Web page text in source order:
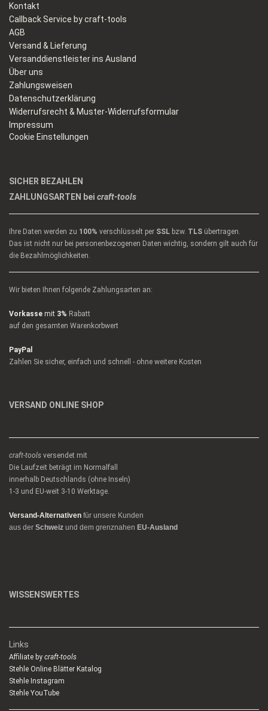
Kontakt
Callback Service by craft-tools
AGB
Versand & Lieferung
Versanddienstleister ins Ausland
Über uns
Zahlungsweisen
Datenschutzerklärung
Widerrufsrecht & Muster-Widerrufsformular
Impressum
Cookie Einstellungen
SICHER BEZAHLEN
ZAHLUNGSARTEN bei craft-tools
Ihre Daten werden zu 100% verschlüsselt per SSL bzw. TLS übertragen.
Das ist nicht nur bei personenbezogenen Daten wichtig, sondern gilt auch für
die Bezahlmöglichkeiten.
Wir bieten Ihnen folgende Zahlungsarten an:
Vorkasse mit 3% Rabatt
auf den gesamten Warenkorbwert
PayPal
Zahlen Sie sicher, einfach und schnell - ohne weitere Kosten
VERSAND ONLINE SHOP
craft-tools versendet mit
Die Laufzeit beträgt im Normalfall
innerhalb Deutschlands (ohne Inseln)
1-3 und EU-weit 3-10 Werktage.
Versand-Alternativen für unsere Kunden
aus der Schweiz und dem grenznahen EU-Ausland
WISSENSWERTES
Links
Affiliate by craft-tools
Stehle Online Blätter Katalog
Stehle Instagram
Stehle YouTube